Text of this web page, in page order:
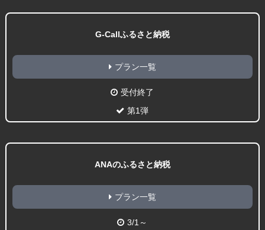
G-Callふるさと納税
プラン一覧
受付終了
第1弾
ANAのふるさと納税
プラン一覧
3/1～